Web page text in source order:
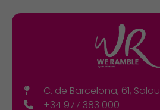
C. de Barcelona, 61, Salou
+34 977 383 000